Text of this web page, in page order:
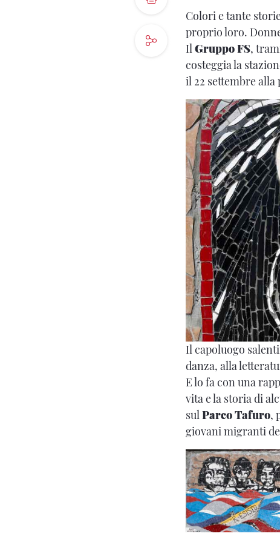
Colori e tante
proprio loro.
IlGruppo FS,
costeggia la
il 22 settembre alla
Il capoluogo
danza, alla
E lo fa con una
vita e la storia di
sulParco Tafuro,
giovani migranti